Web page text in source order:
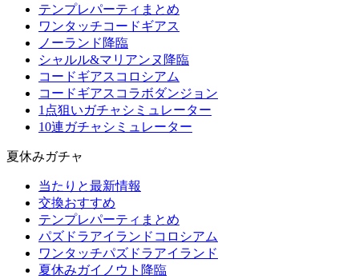
テンプレパーティまとめ
ワンタッチコードギアス
ノーランド降臨
シャルル&マリアンヌ降臨
コードギアスコロシアム
コードギアスコラボダンジョン
1点狙いガチャシミュレーター
10連ガチャシミュレーター
夏休みガチャ
当たりと最新情報
交換おすすめ
テンプレパーティまとめ
パズドラアイランドコロシアム
ワンタッチパズドラアイランド
夏休みガイノウト降臨